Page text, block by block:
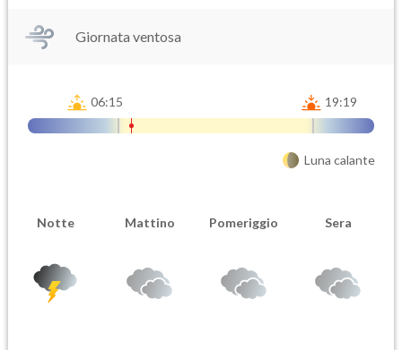
Giornata ventosa
06:15 19:19
Luna calante
Notte Mattino Pomeriggio Sera